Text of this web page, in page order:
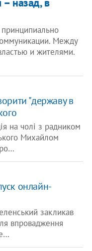
Между
и жителями.
"державу в
на чолі з радником
Михайлом
онлайн-
закликав
впровадження